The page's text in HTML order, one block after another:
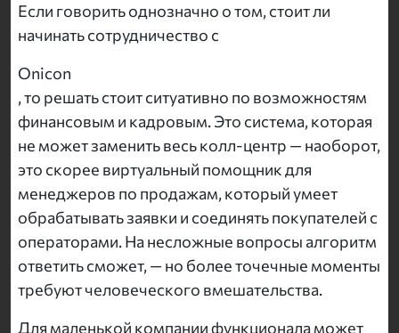
Если говорить однозначно о том, стоит ли
начинать сотрудничество с
Onicon
, то решать стоит ситуативно по возможностям
финансовым и кадровым. Это система, которая
не может заменить весь колл-центр — наоборот,
это скорее виртуальный помощник для
менеджеров по продажам, который умеет
обрабатывать заявки и соединять покупателей с
операторами. На несложные вопросы алгоритм
ответить сможет, — но более точечные моменты
требуют человеческого вмешательства.
Для маленькой компании функционала может